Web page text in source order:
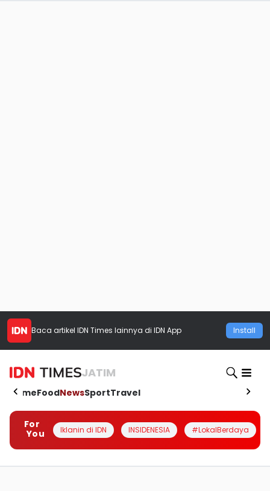
Baca artikel IDN Times lainnya di IDN App Install
JATIM
HomeFoodNewsSportTravel
For
You
Iklanin di IDN INSIDENESIA #LokalBerdaya